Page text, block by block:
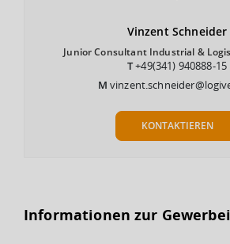
Vinzent Schneider
Junior Consultant Industrial &
T+49(341) 940888-15
M
KONTAKTIEREN
Informationen zur